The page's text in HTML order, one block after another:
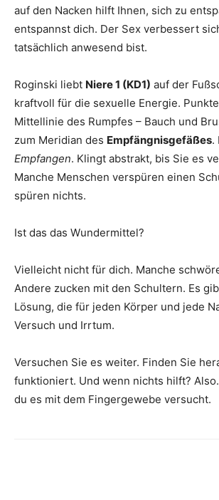
auf den Nacken hilft Ihnen, sich zu
entspannst dich. Der Sex verbessert
tatsächlich anwesend bist.
Roginski liebt Niere 1 (KD1) auf der
kraftvoll für die sexuelle Energie.
Mittellinie des Rumpfes – Bauch und
zum Meridian des Empfängnisgefäßes.
Empfangen. Klingt abstrakt, bis Sie es
Manche Menschen verspüren einen
spüren nichts.
Ist das das Wundermittel?
Vielleicht nicht für dich. Manche
Andere zucken mit den Schultern. Es
Lösung, die für jeden Körper und jede
Versuch und Irrtum.
Versuchen Sie es weiter. Finden Sie
funktioniert. Und wenn nichts hilft?
du es mit dem Fingergewebe versucht.